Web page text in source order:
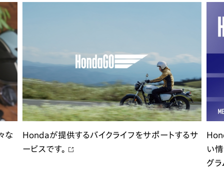
な
Hondaが提供するバイクライフをサポートするサ
ービスです。
い
グラ